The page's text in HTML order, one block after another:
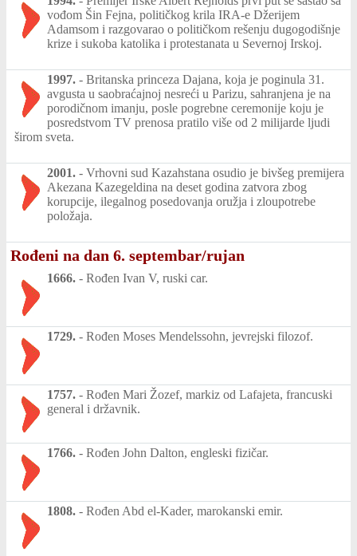
vođom Šin Fejna, političkog krila IRA-e Džerijem
Adamsom i razgovarao o političkom rešenju dugogodišnje
krize i sukoba katolika i protestanata u Severnoj Irskoj.
1997. - Britanska princeza Dajana, koja je poginula 31.
avgusta u saobraćajnoj nesreći u Parizu, sahranjena je na
porodičnom imanju, posle pogrebne ceremonije koju je
posredstvom TV prenosa pratilo više od 2 milijarde ljudi
širom sveta.
2001. - Vrhovni sud Kazahstana osudio je bivšeg premijera
Akezana Kazegeldina na deset godina zatvora zbog
korupcije, ilegalnog posedovanja oružja i zloupotrebe
položaja.
Rođeni na dan 6. septembar/rujan
1666. - Rođen Ivan V, ruski car.
1729. - Rođen Moses Mendelssohn, jevrejski filozof.
1757. - Rođen Mari Žozef, markiz od Lafajeta, francuski
general i državnik.
1766. - Rođen John Dalton, engleski fizičar.
1808. - Rođen Abd el-Kader, marokanski emir.